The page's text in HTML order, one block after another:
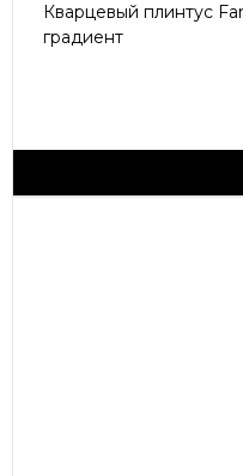
Кварцевый плинтус
градиент